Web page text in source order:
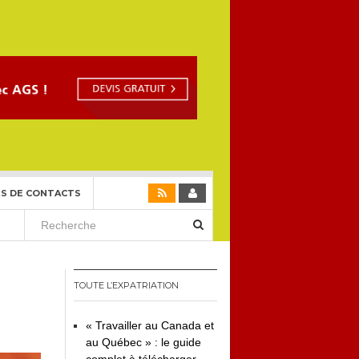
DE CONTACTS
TOUTE L’EXPATRIATION
« Travailler au Canada et
au Québec » : le guide